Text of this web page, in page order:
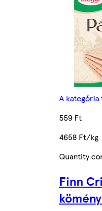
A
559 Ft
4658 Ft/kg
Quantity
Finn